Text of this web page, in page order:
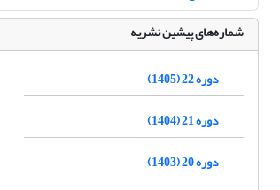
شماره‌های پیشین نشریه
دوره 22 (1405)
دوره 21 (1404)
دوره 20 (1403)